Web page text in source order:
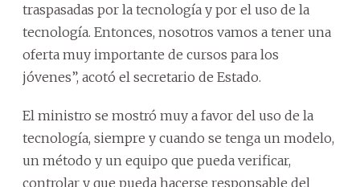
traspasadas por la tecnología y por el uso de la
tecnología. Entonces, nosotros vamos a tener una
oferta muy importante de cursos para los
jóvenes”, acotó el secretario de Estado.
El ministro se mostró muy a favor del uso de la
tecnología, siempre y cuando se tenga un modelo,
un método y un equipo que pueda verificar,
controlar y que pueda hacerse responsable del